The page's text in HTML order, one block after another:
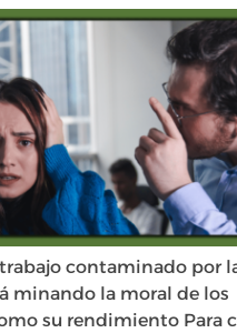
contaminado por
minando la moral de los
su rendimiento Para